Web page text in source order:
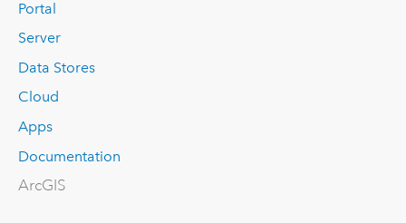
Portal
Server
Data Stores
Cloud
Apps
Documentation
ArcGIS